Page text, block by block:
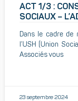
ACT 1/3 :
SOCIAUX –
Dans le cadre
l’USH (Union
Associés vous
23 septembre 2024